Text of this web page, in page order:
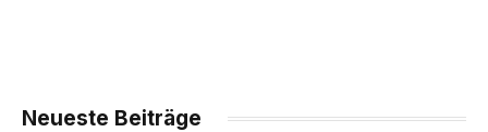
Neueste Beiträge